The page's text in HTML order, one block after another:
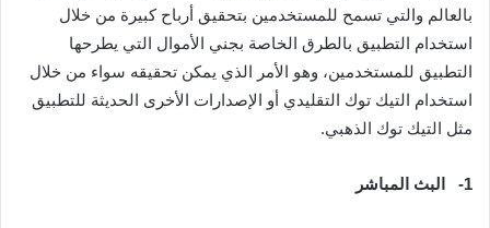
بالعالم والتي تسمح للمستخدمين بتحقيق أرباح كبيرة من خلال
استخدام التطبيق بالطرق الخاصة بجني الأموال التي يطرحها
التطبيق للمستخدمين، وهو الأمر الذي يمكن تحقيقه سواء من خلال
استخدام التيك توك التقليدي أو الإصدارات الأخرى الحديثة للتطبيق
مثل التيك توك الذهبي.
1- البث المباشر